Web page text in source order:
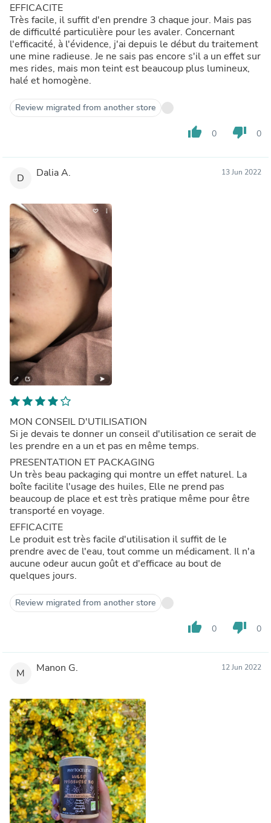
EFFICACITE
Très facile, il suffit d'en prendre 3 chaque jour. Mais pas
de difficulté particulière pour les avaler. Concernant
l'efficacité, à l'évidence, j'ai depuis le début du traitement
une mine radieuse. Je ne sais pas encore s'il a un effet sur
mes rides, mais mon teint est beaucoup plus lumineux,
halé et homogène.
Review migrated from another store
thumb_up 0 thumb_down 0
D Dalia A. 13 Jun 2022
MON CONSEIL D'UTILISATION
Si je devais te donner un conseil d'utilisation ce serait de
les prendre en a un et pas en même temps.
PRESENTATION ET PACKAGING
Un très beau packaging qui montre un effet naturel. La
boîte facilite l'usage des huiles, Elle ne prend pas
beaucoup de place et est très pratique même pour être
transporté en voyage.
EFFICACITE
Le produit est très facile d'utilisation il suffit de le
prendre avec de l'eau, tout comme un médicament. Il n'a
aucune odeur aucun goût et d'efficace au bout de
quelques jours.
Review migrated from another store
thumb_up 0 thumb_down 0
M Manon G. 12 Jun 2022